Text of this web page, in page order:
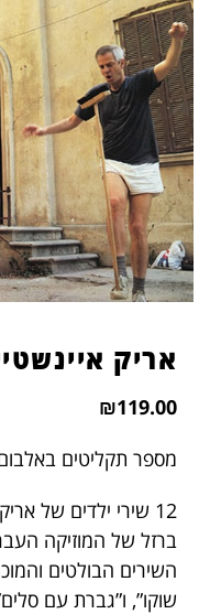
format_underlined הוסף קו תחתון
font_download סמן קישורים
אריק
₪119.00
מספר תקליטים באלבום:
12 שירי ילדים של
ברזל של המוזיקה
השירים הבולטים
שוקו”, ו”גברת עם